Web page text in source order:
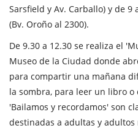
Sarsfield y Av. Carballo) y de
(Bv. Oroño al 2300).
De 9.30 a 12.30 se realiza el
Museo de la Ciudad donde
para compartir una mañana
la sombra, para leer un libro
'Bailamos y recordamos' son
destinadas a adultas y adultos